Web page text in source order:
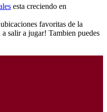
esta creciendo en
favoritas de la
salir a jugar! Tambien puedes